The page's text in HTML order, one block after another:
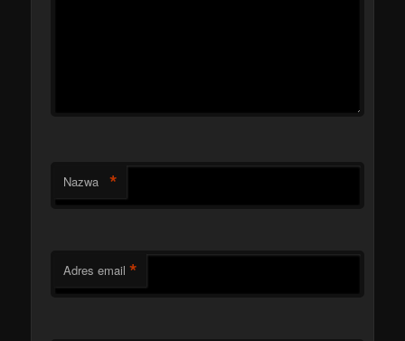
Nazwa *
Adres email *